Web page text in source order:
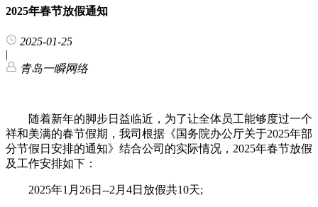
2025年春节放假通知
2025-01-25
|
青岛一瞬网络
随着新年的脚步日益临近，为了让全体员工能够度过一个
祥和美满的春节假期，我司根据《国务院办公厅关于2025年部
分节假日安排的通知》结合公司的实际情况，2025年春节放假
及工作安排如下：
2025年1月26日--2月4日放假共10天;